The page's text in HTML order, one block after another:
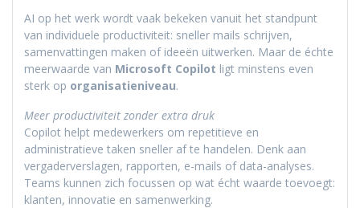
AI op het werk wordt vaak bekeken vanuit het standpunt
van individuele productiviteit: sneller mails schrijven,
samenvattingen maken of ideeën uitwerken. Maar de échte
meerwaarde van Microsoft Copilot ligt minstens even
sterk op organisatieniveau.
Meer productiviteit zonder extra druk
Copilot helpt medewerkers om repetitieve en
administratieve taken sneller af te handelen. Denk aan
vergaderverslagen, rapporten, e-mails of data-analyses.
Teams kunnen zich focussen op wat écht waarde toevoegt:
klanten, innovatie en samenwerking.